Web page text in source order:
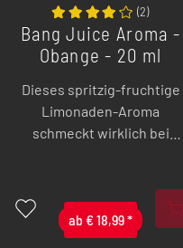
ab € 18,99*
(2)
Bang Juice Aroma -
Obange - 20 ml
Dieses spritzig-fruchtige
Limonaden-Aroma
schmeckt wirklich bei
aromatische Mandarine in
einer köstlichen Limo
verwöhnen deinen